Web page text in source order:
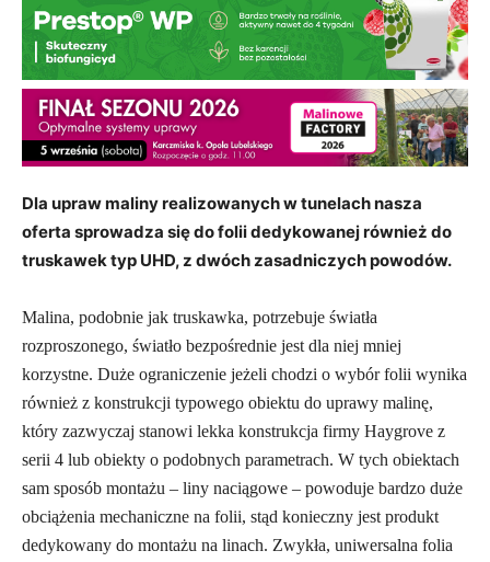
Dla upraw maliny realizowanych w tunelach nasza
oferta sprowadza się do folii dedykowanej również do
truskawek typ UHD, z dwóch zasadniczych powodów.
Malina, podobnie jak truskawka, potrzebuje światła
rozproszonego, światło bezpośrednie jest dla niej mniej
korzystne. Duże ograniczenie jeżeli chodzi o wybór folii wynika
również z konstrukcji typowego obiektu do uprawy malinę,
który zazwyczaj stanowi lekka konstrukcja firmy Haygrove z
serii 4 lub obiekty o podobnych parametrach. W tych obiektach
sam sposób montażu – liny naciągowe – powoduje bardzo duże
obciążenia mechaniczne na folii, stąd konieczny jest produkt
dedykowany do montażu na linach. Zwykła, uniwersalna folia